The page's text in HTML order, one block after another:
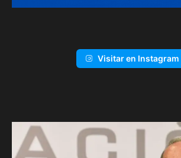
Visitar en Instagram